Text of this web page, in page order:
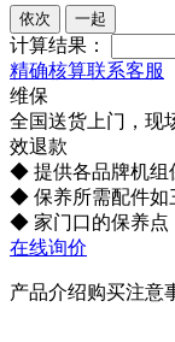
计算结果：
精确核算联系客服
维保
全国送货上门，现
效退款
◆ 提供各品牌机组
◆ 保养所需配件如
◆ 家门口的保养点
在线询价
产品介绍购买注意